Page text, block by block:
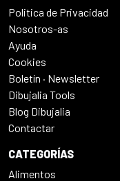
Politica de Privacidad
Nosotros-as
Ayuda
Cookies
Boletín · Newsletter
Dibujalia Tools
Blog Dibujalia
Contactar
CATEGORÍAS
Alimentos